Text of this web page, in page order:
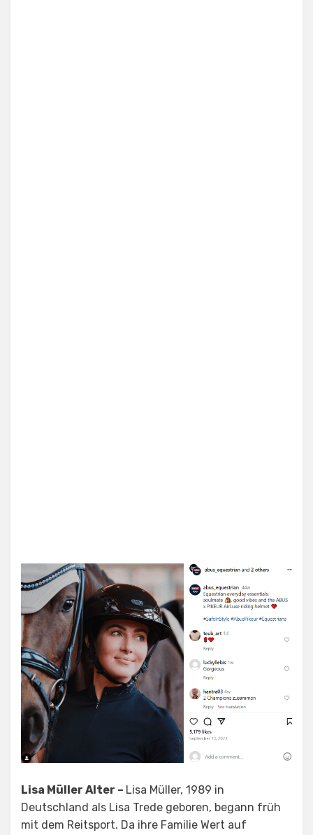
Lisa Müller Alter – Lisa Müller, 1989 in
Deutschland als Lisa Trede geboren, begann früh
mit dem Reitsport. Da ihre Familie Wert auf